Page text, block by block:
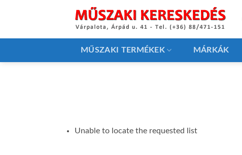
MŰSZAKI TERMÉKEK MÁRKÁK
Unable to locate the requested list